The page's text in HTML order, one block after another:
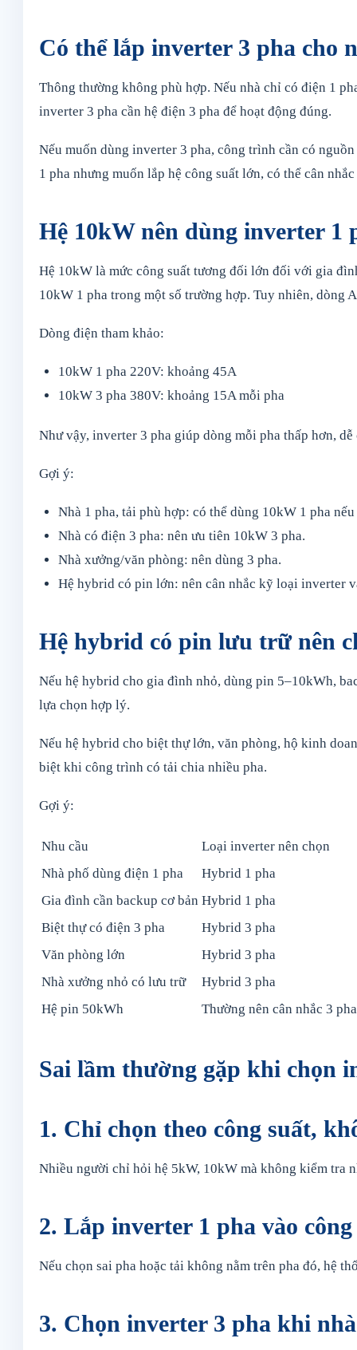
Có thể lắp inverter 3 pha cho
Thông thường không phù hợp. Nếu nhà chỉ có điện 1
inverter 3 pha cần hệ điện 3 pha để hoạt động đúng.
Nếu muốn dùng inverter 3 pha, công trình cần có
1 pha nhưng muốn lắp hệ công suất lớn, có thể cân
Hệ 10kW nên dùng inverter 1
Hệ 10kW là mức công suất tương đối lớn đối với gia
10kW 1 pha trong một số trường hợp. Tuy nhiên, dòng
Dòng điện tham khảo:
10kW 1 pha 220V: khoảng 45A
10kW 3 pha 380V: khoảng 15A mỗi pha
Như vậy, inverter 3 pha giúp dòng mỗi pha thấp hơn,
Gợi ý:
Nhà 1 pha, tải phù hợp: có thể dùng 10kW 1 pha
Nhà có điện 3 pha: nên ưu tiên 10kW 3 pha.
Nhà xưởng/văn phòng: nên dùng 3 pha.
Hệ hybrid có pin lớn: nên cân nhắc kỹ loại inverter
Hệ hybrid có pin lưu trữ nên
Nếu hệ hybrid cho gia đình nhỏ, dùng pin 5–10kWh,
lựa chọn hợp lý.
Nếu hệ hybrid cho biệt thự lớn, văn phòng, hộ kinh
biệt khi công trình có tải chia nhiều pha.
Gợi ý:
Nhu cầu
Loại inverter nên chọn
Nhà phố dùng điện 1 pha
Hybrid 1 pha
Gia đình cần backup cơ bản Hybrid 1 pha
Biệt thự có điện 3 pha
Hybrid 3 pha
Văn phòng lớn
Hybrid 3 pha
Nhà xưởng nhỏ có lưu trữ
Hybrid 3 pha
Hệ pin 50kWh
Thường nên cân nhắc 3
Sai lầm thường gặp khi chọn
1. Chỉ chọn theo công suất,
Nhiều người chỉ hỏi hệ 5kW, 10kW mà không kiểm tra
2. Lắp inverter 1 pha vào
Nếu chọn sai pha hoặc tải không nằm trên pha đó, hệ
3. Chọn inverter 3 pha khi